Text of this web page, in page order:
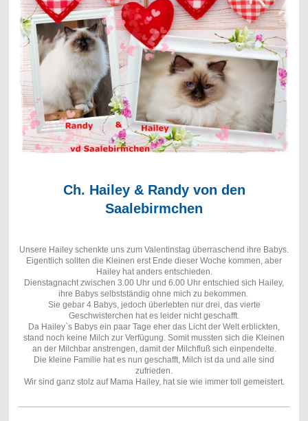
Ch. Hailey & Randy von den
Saalebirmchen
Unsere Hailey schenkte uns zum Valentinstag überraschend ihre Babys.
Eigentlich sollten die Kleinen erst Ende dieser Woche kommen, aber
Hailey hat anders entschieden.
Dienstagnacht zwischen 3.00 Uhr und 6.00 Uhr entschied sich Hailey,
ihre Babys selbstständig ohne mich zu bekommen.
Sie gebar 4 Babys, jedoch überlebten nur drei, das vierte
Geschwisterchen hat es leider nicht geschafft.
Da Hailey`s Babys ein paar Tage eher das Licht der Welt erblickten,
stand noch keine Milch zur Verfügung. Somit mussten sich die Kleinen
an der Milchbar anstrengen, damit der Milchfluß sich einpendelte.
Die kleine Familie hat es nun geschafft, Milch ist da und alle sind
zufrieden.
Wir sind ganz stolz auf Mama Hailey, hat sie wie immer toll gemeistert.